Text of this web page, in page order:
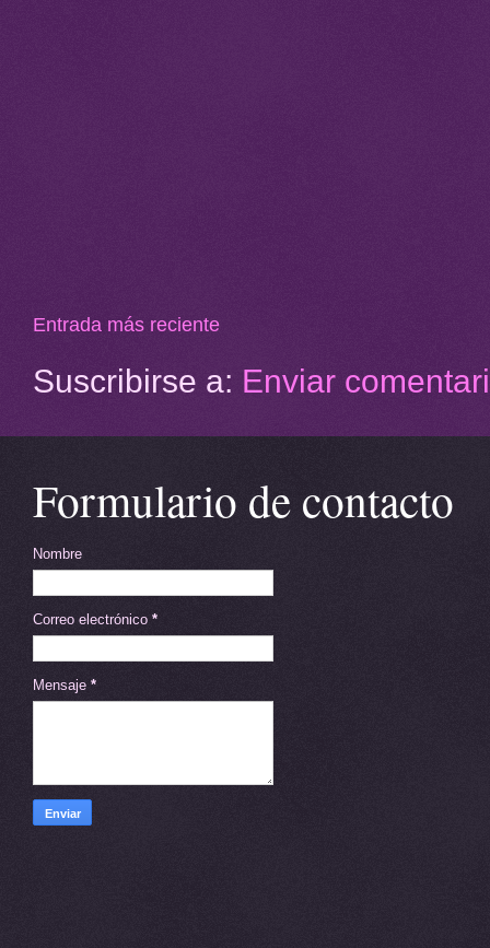
Entrada más reciente
Suscribirse a: Enviar
Formulario de contacto
Nombre
Correo electrónico *
Mensaje *